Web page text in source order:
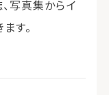
写真集からイ
す。